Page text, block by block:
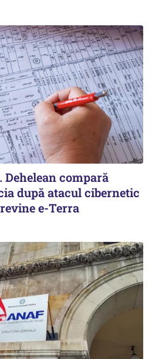
Dehelean compară
după atacul cibernetic
e-Terra